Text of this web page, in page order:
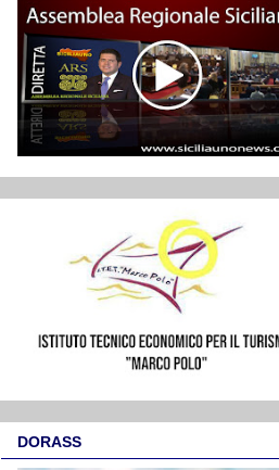
DORASS